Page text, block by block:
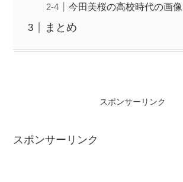
今田美桜の高校時代の画像
まとめ
スポンサーリンク
スポンサーリンク